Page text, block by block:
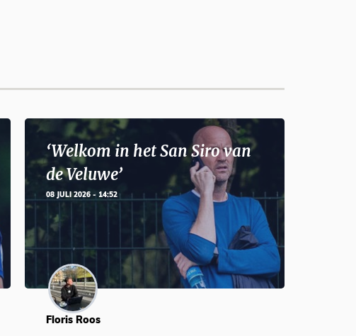
‘Welkom in het San Siro van
de Veluwe’
08 JULI 2026 - 14:52
Floris Roos